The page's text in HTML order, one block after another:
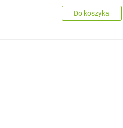
Do koszyka